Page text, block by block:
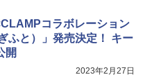
コラボレーション
ふと）」発売決定！ キー
開
2023年2月27日